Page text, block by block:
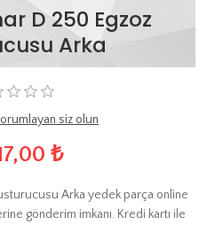
D 250 Egzoz
Arka
siz olun
₺
Arka yedek parça online
gönderim imkanı. Kredi kartı ile